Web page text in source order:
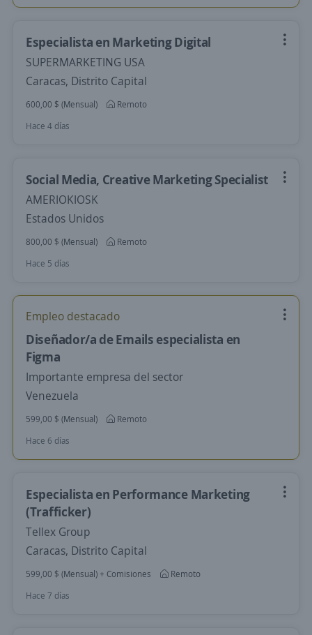
Especialista en Marketing Digital
SUPERMARKETING USA
Caracas, Distrito Capital
600,00 $ (Mensual)
Remoto
Hace 4 días
Social Media, Creative Marketing Specialist
AMERIOKIOSK
Estados Unidos
800,00 $ (Mensual)
Remoto
Hace 5 días
Empleo destacado
Diseñador/a de Emails especialista en
Figma
Importante empresa del sector
Venezuela
599,00 $ (Mensual)
Remoto
Hace 6 días
Especialista en Performance Marketing
(Trafficker)
Tellex Group
Caracas, Distrito Capital
599,00 $ (Mensual) + Comisiones
Remoto
Hace 7 días